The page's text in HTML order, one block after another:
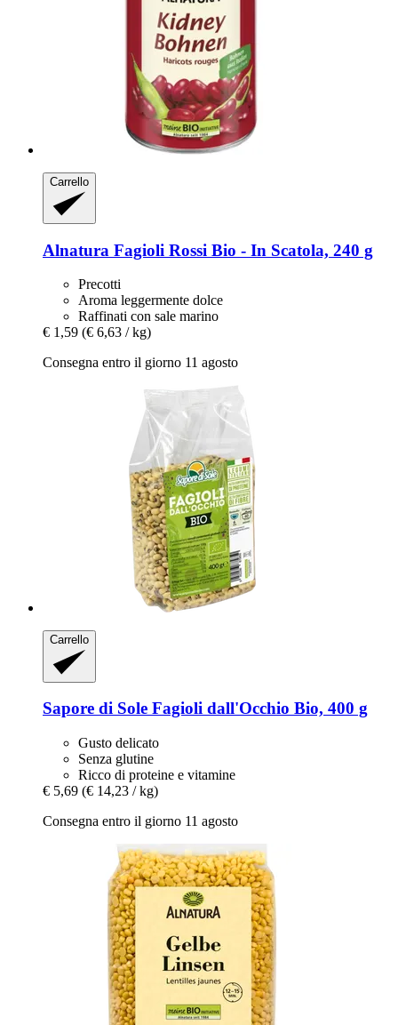
Carrello
Alnatura Fagioli Rossi Bio -​ In Scatola, 240 g
Precotti
Aroma leggermente dolce
Raffinati con sale marino
€ 1,59 (€ 6,63 / kg)
Consegna entro il giorno 11 agosto
Carrello
Sapore di Sole Fagioli dall'Occhio Bio, 400 g
Gusto delicato
Senza glutine
Ricco di proteine e vitamine
€ 5,69 (€ 14,23 / kg)
Consegna entro il giorno 11 agosto